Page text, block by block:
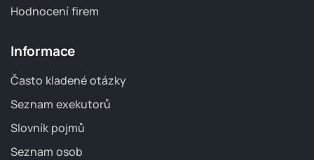
Hodnocení firem
Informace
Často kladené otázky
Seznam exekutorů
Slovník pojmů
Seznam osob